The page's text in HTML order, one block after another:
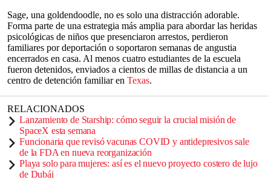
Sage, una goldendoodle, no es solo una distracción adorable.
Forma parte de una estrategia más amplia para abordar las heridas
psicológicas de niños que presenciaron arrestos, perdieron
familiares por deportación o soportaron semanas de angustia
encerrados en casa. Al menos cuatro estudiantes de la escuela
fueron detenidos, enviados a cientos de millas de distancia a un
centro de detención familiar en Texas.
RELACIONADOS
Lanzamiento de Starship: cómo seguir la crucial misión de
SpaceX esta semana
Funcionaria que revisó vacunas COVID y antidepresivos sale
de la FDA en nueva reorganización
Playa solo para mujeres: así es el nuevo proyecto costero de lujo
de Dubái